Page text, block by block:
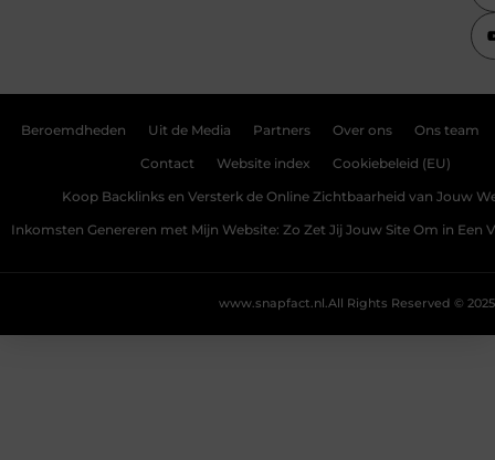
Beroemdheden Uit de Media Partners Over ons Ons team
Contact Website index Cookiebeleid (EU)
Koop Backlinks en Versterk de Online Zichtbaarheid van Jouw
Inkomsten Genereren met Mijn Website: Zo Zet Jij Jouw Site Om in Een
All Rights Reserved © 2025
www.snapfact.nl.